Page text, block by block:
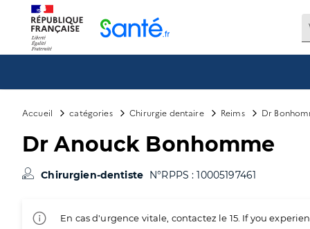
Accueil catégories Chirurgie dentaire Reims Dr
Dr Anouck Bonhomme
Chirurgien-dentiste N°RPPS : 10005197461
En cas d'urgence vitale, contactez le 15. If you
Panneau de gestion des cookies